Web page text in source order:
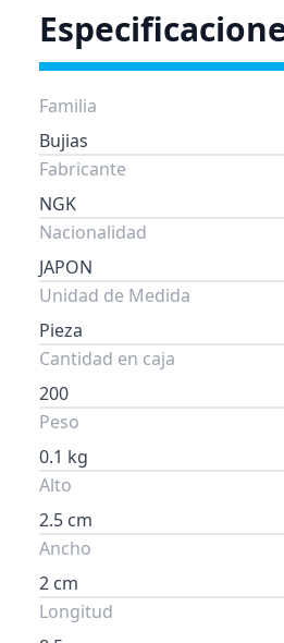
Familia
Bujias
Fabricante
NGK
Nacionalidad
JAPON
Unidad de Medida
Pieza
Cantidad en caja
200
Peso
0.1 kg
Alto
2.5 cm
Ancho
2 cm
Longitud